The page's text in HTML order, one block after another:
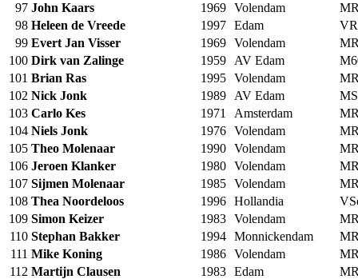
97 John Kaars 1969 Volendam
98 Heleen de Vreede 1997 Edam
99 Evert Jan Visser 1969 Volendam
100 Dirk van Zalinge 1959 AV Edam
101 Brian Ras 1995 Volendam
102 Nick Jonk 1989 AV Edam
103 Carlo Kes 1971 Amsterdam
104 Niels Jonk 1976 Volendam
105 Theo Molenaar 1990 Volendam
106 Jeroen Klanker 1980 Volendam
107 Sijmen Molenaar 1985 Volendam
108 Thea Noordeloos 1996 Hollandia
109 Simon Keizer 1983 Volendam
110 Stephan Bakker 1994 Monnickendam
111 Mike Koning 1986 Volendam
112 Martijn Clausen 1983 Edam